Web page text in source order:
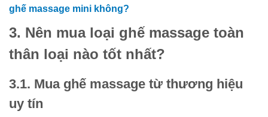
ghế massage mini không?
3. Nên mua loại ghế massage toàn
thân loại nào tốt nhất?
3.1. Mua ghế massage từ thương hiệu
uy tín